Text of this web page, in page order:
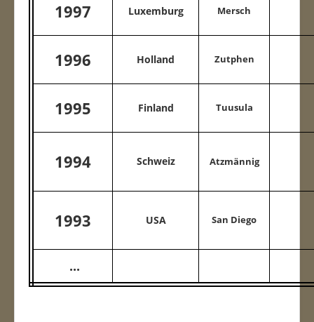
1997 Luxemburg Mersch
1996 Holland Zutphen
1995 Finland Tuusula
1994 Schweiz Atzmännig
1993 USA San Diego
...